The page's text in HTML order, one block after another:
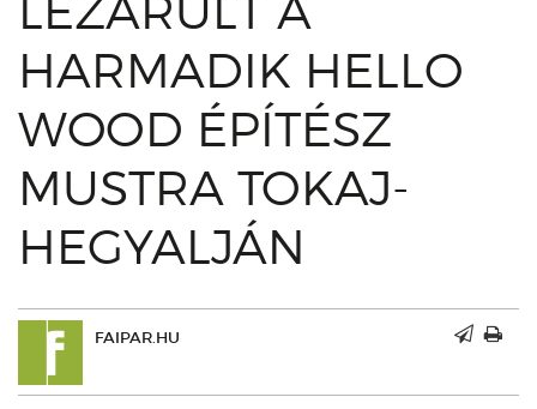
HARMADIK HELLO
WOOD ÉPÍTÉSZ
MUSTRA TOKAJ-
HEGYALJÁN
FAIPAR.HU